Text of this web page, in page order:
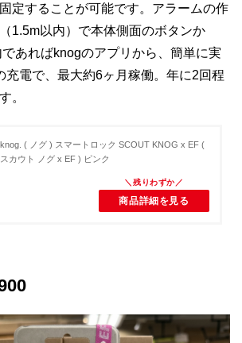
定することが可能です。アラームの作
1.5m以内）で本体側面のボタンか
あればknogのアプリから、簡単に実
充電で、最大約6ヶ月稼働。年に2回程
。
knog. ( ノグ ) スマートロック SCOUT KNOG x EF (
スカウト ノグ x EF ) ピンク
商品詳細を見る